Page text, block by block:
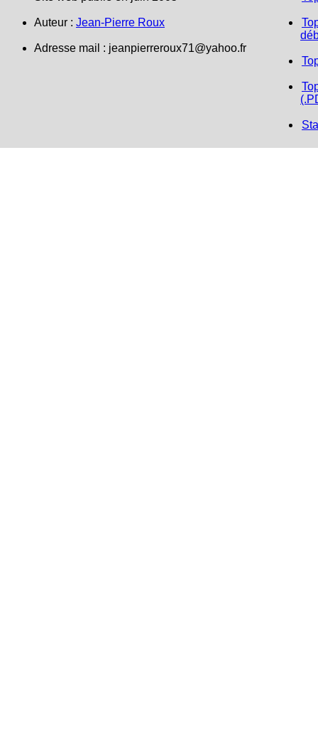
Auteur : Jean-Pierre Roux
Adresse mail : jeanpierreroux71@yahoo.fr